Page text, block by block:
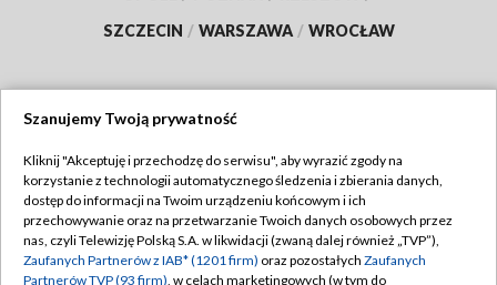
SZCZECIN / WARSZAWA / WROCŁAW
TVP
Abonament TVP
Emisja w TVP
Regulamin TVP
Polityka prywatności
Szanujemy Twoją prywatność
Kliknij "Akceptuję i przechodzę do serwisu", aby wyrazić zgody na
korzystanie z technologii automatycznego śledzenia i zbierania danych,
dostęp do informacji na Twoim urządzeniu końcowym i ich
przechowywanie oraz na przetwarzanie Twoich danych osobowych przez
nas, czyli Telewizję Polską S.A. w likwidacji (zwaną dalej również „TVP”),
Zaufanych Partnerów z IAB* (1201 firm) oraz pozostałych Zaufanych
Partnerów TVP (93 firm), w celach marketingowych (w tym do